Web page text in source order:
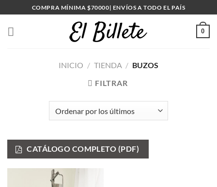
al
contenido
COMPRA MÍNIMA $70000| ENVÍOS A TODO EL PAÍS
0
INICIO / TIENDA / BUZOS
FILTRAR
CATÁLOGO COMPLETO (PDF)